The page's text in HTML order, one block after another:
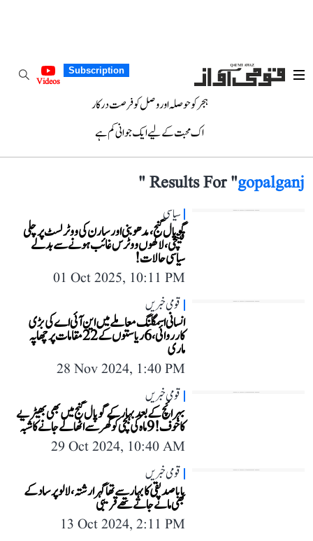
Subscription
Videos
ہجر کو حوصلہ اور وصل کو فرصت درکار
اک محبت کے لیے ایک جوانی کم ہے
Results For "gopalganj
"
سیاسی
گوپال گنج، مدھوبنی اور سارن کی ووٹر لسٹ پر چلی
قینچی، لاکھوں ووٹرس غائب ہونے سے بدلے
سیاسی حالات!
01 Oct 2025, 10:11 PM
قومی خبریں
انسانی اسمگلنگ معاملے میں این آئی اے کی بڑی
کارروائی، 6 ریاستوں کے 22 مقامات پر چھاپہ
ماری
28 Nov 2024, 1:40 PM
قومی خبریں
بہرائچ کے بعد بہار کے گوپال گنج میں بھی بھیڑیے
کا خوف! 9 ماہ کی بچی کو گھر سے اٹھا لے جانے کا شبہ
29 Oct 2024, 10:40 AM
قومی خبریں
بابا صدیقی کا بہار سے تھا گہرا رشتہ، لالو پرساد کے
بھی مانے جاتے تھے قریبی
13 Oct 2024, 2:11 PM